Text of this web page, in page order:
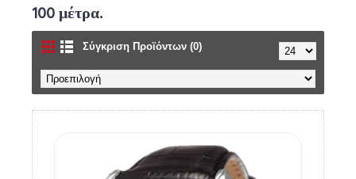
100 μέτρα.
Σύγκριση Προϊόντων (0)